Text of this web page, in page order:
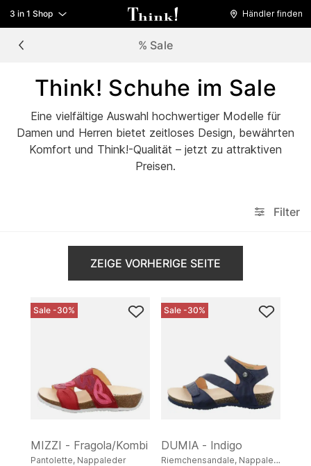
3 in 1 Shop Händler finden
% Sale
Think! Schuhe im Sale
Eine vielfältige Auswahl hochwertiger Modelle für
Damen und Herren bietet zeitloses Design, bewährten
Komfort und Think!-Qualität – jetzt zu attraktiven
Preisen.
Filter
ZEIGE VORHERIGE SEITE
Sale -30%
MIZZI - Fragola/Kombi
Pantolette, Nappaleder
Sale -30%
DUMIA - Indigo
Riemchensandale, Nappaleder